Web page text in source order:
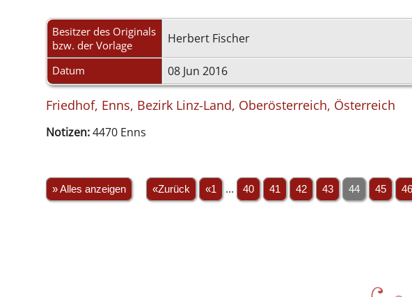
Besitzer des Originals
bzw. der Vorlage
Herbert Fischer
Datum 08 Jun 2016
Friedhof, Enns, Bezirk Linz-Land, Oberösterreich, Österreich
Notizen:4470 Enns
» Alles anzeigen «Zurück «1 ... 40 41 42 43 44 45 46